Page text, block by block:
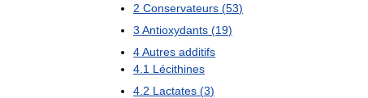
2 Conservateurs (53)
3 Antioxydants (19)
4Autres additifs
4 1 Lécithines
4 2 Lactates (3)